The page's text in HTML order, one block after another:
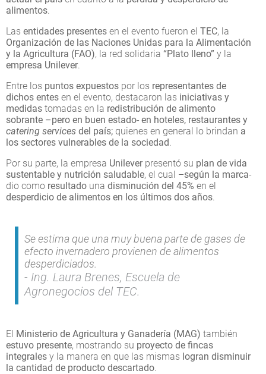
alimentos.
Las entidades presentes en el evento fueron el TEC, la
Organización de las Naciones Unidas para la Alimentación
y la Agricultura (FAO), la red solidaria “Plato lleno” y la
empresa Unilever.
Entre los puntos expuestos por los representantes de
dichos entes en el evento, destacaron las iniciativas y
medidas tomadas en la redistribución de alimento
sobrante –pero en buen estado- en hoteles, restaurantes y
catering services del país; quienes en general lo brindan a
los sectores vulnerables de la sociedad.
Por su parte, la empresa Unileverpresentó su plan de vida
sustentable y nutrición saludable, el cual –según la marca-
dio como resultado una disminución del 45% en el
desperdicio de alimentos en los últimos dos años.
Se estima que una muy buena parte de gases de
efecto invernadero provienen de alimentos
desperdiciados.
Ing. Laura Brenes, Escuela de
Agronegocios del TEC.
El Ministerio de Agricultura y Ganadería (MAG) también
estuvo presente, mostrando su proyecto de fincas
integrales y la manera en que las mismas logran disminuir
la cantidad de producto descartado.